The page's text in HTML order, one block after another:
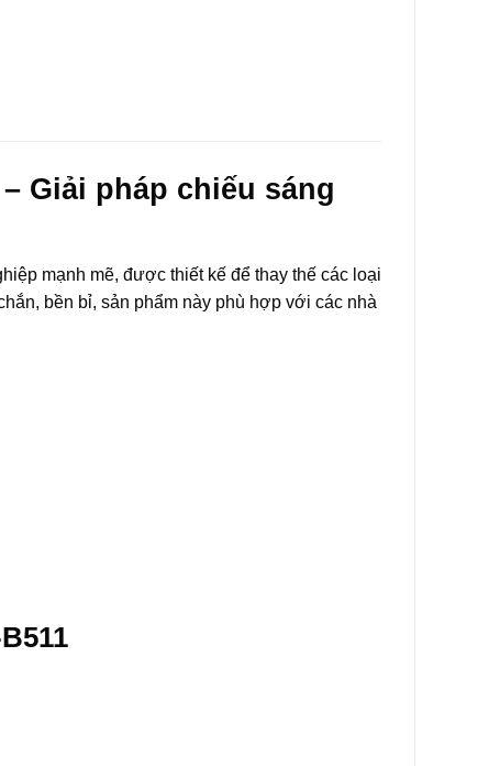
Giải pháp chiếu sáng
mạnh mẽ, được thiết kế để thay thế các loại
bền bỉ, sản phẩm này phù hợp với các nhà